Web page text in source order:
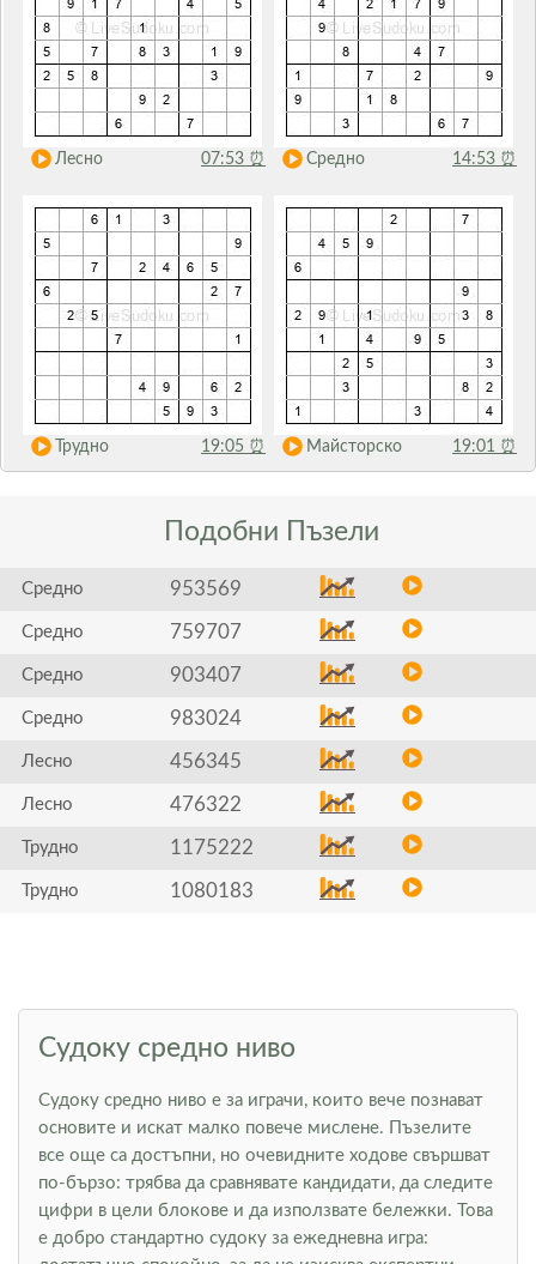
Лесно 07:53 ⏰ Средно 14:53 ⏰
Трудно 19:05 ⏰ Майсторско 19:01 ⏰
Подобни Пъзели
Средно 953569
Средно 759707
Средно 903407
Средно 983024
Лесно 456345
Лесно 476322
Трудно 1175222
Трудно 1080183
Судоку средно ниво
Судоку средно ниво е за играчи, които вече познават
основите и искат малко повече мислене. Пъзелите
все още са достъпни, но очевидните ходове свършват
по-бързо: трябва да сравнявате кандидати, да следите
цифри в цели блокове и да използвате бележки. Това
е добро стандартно судоку за ежедневна игра: